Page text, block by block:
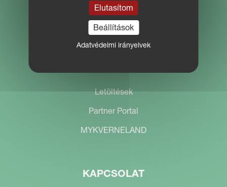
Letöltések
Partner Portal
MYKVERNELAND
KAPCSOLAT
Elutasítom
Beállítások
Adatvédelmi irányelvek